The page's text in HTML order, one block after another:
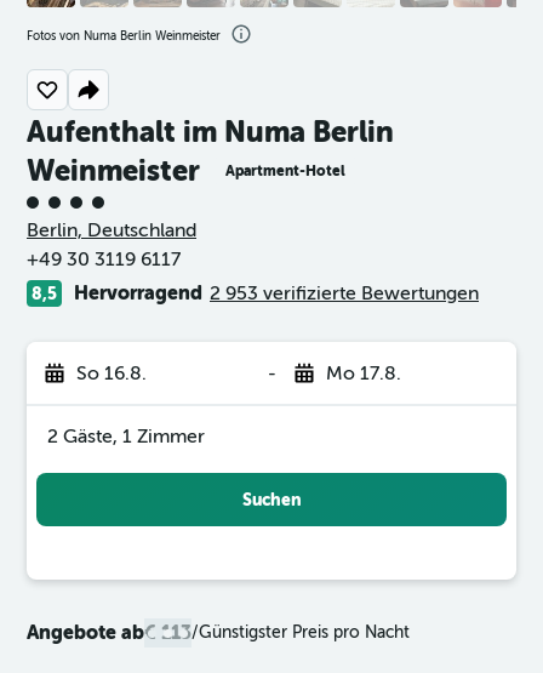
Aufenthalt im Numa Berlin
Weinmeister
Apartment-Hotel
Bewertungskategorie 4
Berlin, Deutschland
+49 30 3119 6117
8,5 Hervorragend 2 953 verifizierte Bewertungen
So 16.8. - Mo 17.8.
2 Gäste, 1 Zimmer
Suchen
Angebote ab€ 113/Günstigster Preis pro Nacht
Fotos von Numa Berlin Weinmeister